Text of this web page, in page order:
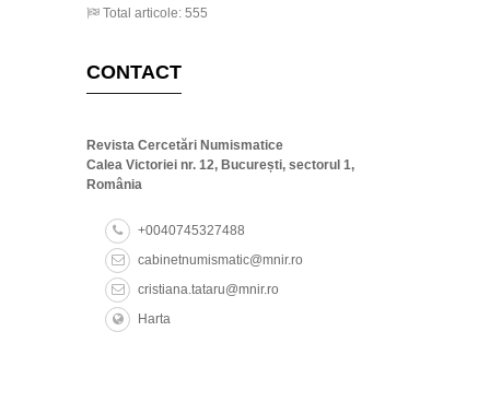
Total articole: 555
CONTACT
Revista Cercetări Numismatice
Calea Victoriei nr. 12, București, sectorul 1,
România
+0040745327488
cabinetnumismatic@mnir.ro
cristiana.tataru@mnir.ro
Harta